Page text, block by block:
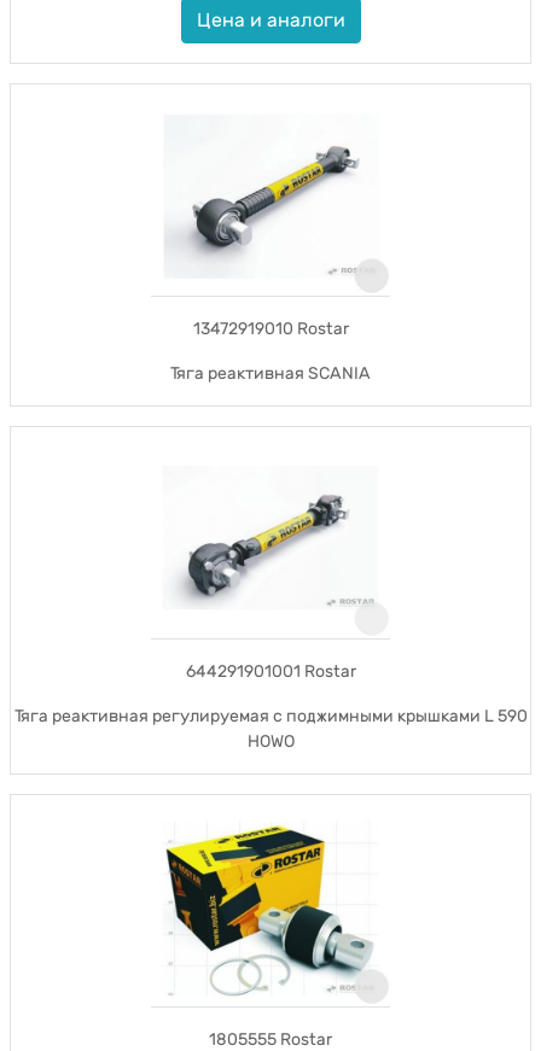
Цена и аналоги
13472919010 Rostar
Тяга реактивная SCANIA
644291901001 Rostar
Тяга реактивная регулируемая с поджимными крышками L 590
HOWO
1805555 Rostar